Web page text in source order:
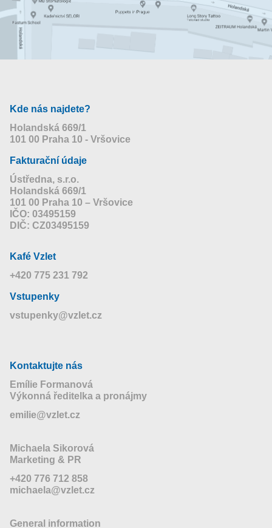
Kde nás najdete?
Holandská 669/1
101 00 Praha 10 - Vršovice
Fakturační údaje
Ústředna, s.r.o.
Holandská 669/1
101 00 Praha 10 – Vršovice
IČO: 03495159
DIČ: CZ03495159
Kafé Vzlet
+420 775 231 792
Vstupenky
vstupenky@vzlet.cz
Kontaktujte nás
Emílie Formanová
Výkonná ředitelka a pronájmy
emilie@vzlet.cz
Michaela Sikorová
Marketing & PR
+420 776 712 858
michaela@vzlet.cz
General information